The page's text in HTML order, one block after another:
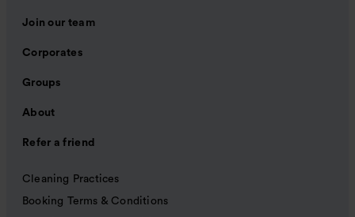
Join our team
Corporates
Groups
About
Refer a friend
Cleaning Practices
Booking Terms & Conditions